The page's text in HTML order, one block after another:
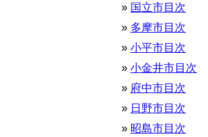
国立市目次
多摩市目次
小平市目次
小金井市目次
府中市目次
日野市目次
昭島市目次